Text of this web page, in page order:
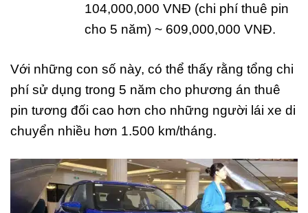
104,000,000 VNĐ (chi phí thuê pin
cho 5 năm) ~ 609,000,000 VNĐ.
Với những con số này, có thể thấy rằng tổng chi
phí sử dụng trong 5 năm cho phương án thuê
pin tương đối cao hơn cho những người lái xe di
chuyển nhiều hơn 1.500 km/tháng.